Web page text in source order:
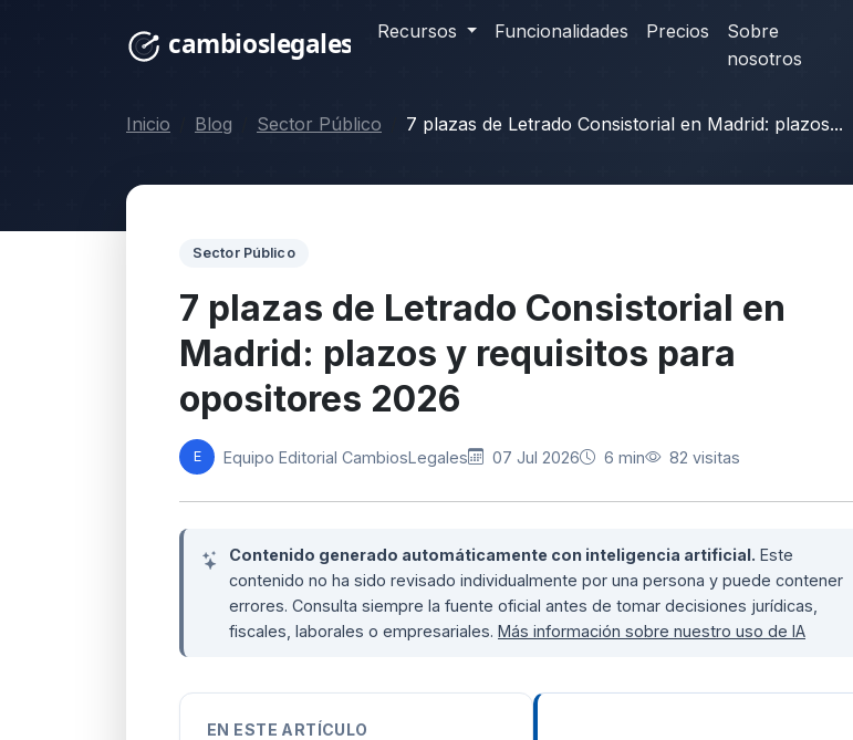
Recursos Funcionalidades Precios
Sobre
nosotros
Inicio Blog Sector Público 7 plazas de Letrado Consistorial en Madrid: plazos...
Sector Público
7 plazas de Letrado Consistorial en
Madrid: plazos y requisitos para
opositores 2026
E Equipo Editorial CambiosLegales 07 Jul 2026 6 min 82 visitas
Contenido generado automáticamente con inteligencia artificial. Este
contenido no ha sido revisado individualmente por una persona y puede contener
errores. Consulta siempre la fuente oficial antes de tomar decisiones jurídicas,
fiscales, laborales o empresariales. Más información sobre nuestro uso de IA
EN ESTE ARTÍCULO